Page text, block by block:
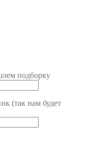
подборку
(так нам будет